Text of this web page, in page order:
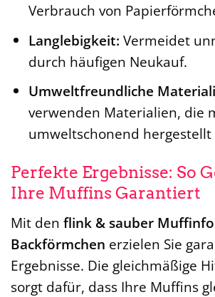
Verbrauch von
Langlebigkeit: Vermeidet
durch häufigen Neukauf.
Umweltfreundliche
verwenden Materialien, die
umweltschonend
Perfekte Ergebnisse: So
Ihre Muffins Garantiert
Mit den flink & sauber
Backförmchen erzielen Sie
Ergebnisse. Die gleichmäßige
sorgt dafür, dass Ihre Muffins